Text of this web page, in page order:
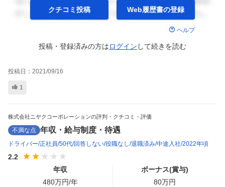
クチコミ投稿 Web履歴書の登録
ヘルプ
投稿・登録済みの方はログイン して続きを読む
投稿日： 2021/09/16
1
株式会社ニヤクコーポレーションの評判・クチコミ・評価
不満な点 年収・給与制度・待遇
ドライバー 正社員 50代 回答しない 役職なし 退職済み 中途入社 2022年頃
2.2
年収
480万円/年
ボーナス(賞与)
80万円